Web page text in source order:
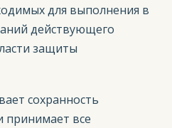
для выполнения в
действующего
защиты
сохранность
принимает все